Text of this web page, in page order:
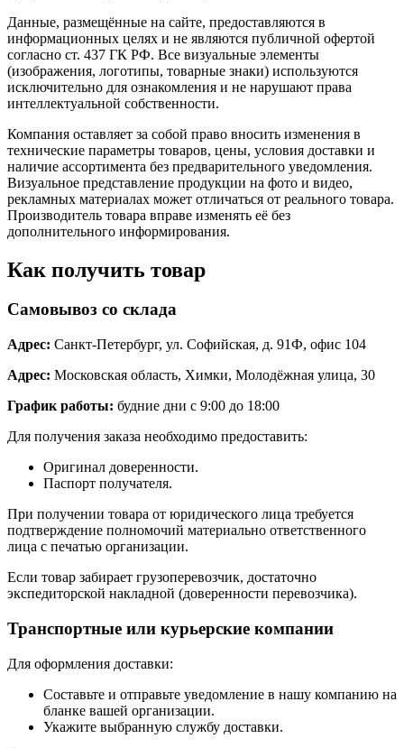
Данные, размещённые на сайте, предоставляются в
информационных целях и не являются публичной офертой
согласно ст. 437 ГК РФ. Все визуальные элементы
(изображения, логотипы, товарные знаки) используются
исключительно для ознакомления и не нарушают права
интеллектуальной собственности.
Компания оставляет за собой право вносить изменения в
технические параметры товаров, цены, условия доставки и
наличие ассортимента без предварительного уведомления.
Визуальное представление продукции на фото и видео,
рекламных материалах может отличаться от реального товара.
Производитель товара вправе изменять её без
дополнительного информирования.
Как получить товар
Самовывоз со склада
Адрес: Санкт-Петербург, ул. Софийская, д. 91Ф, офис 104
Адрес: Московская область, Химки, Молодёжная улица, 30
График работы: будние дни с 9:00 до 18:00
Для получения заказа необходимо предоставить:
Оригинал доверенности.
Паспорт получателя.
При получении товара от юридического лица требуется
подтверждение полномочий материально ответственного
лица с печатью организации.
Если товар забирает грузоперевозчик, достаточно
экспедиторской накладной (доверенности перевозчика).
Транспортные или курьерские компании
Для оформления доставки:
Составьте и отправьте уведомление в нашу компанию на
бланке вашей организации.
Укажите выбранную службу доставки.